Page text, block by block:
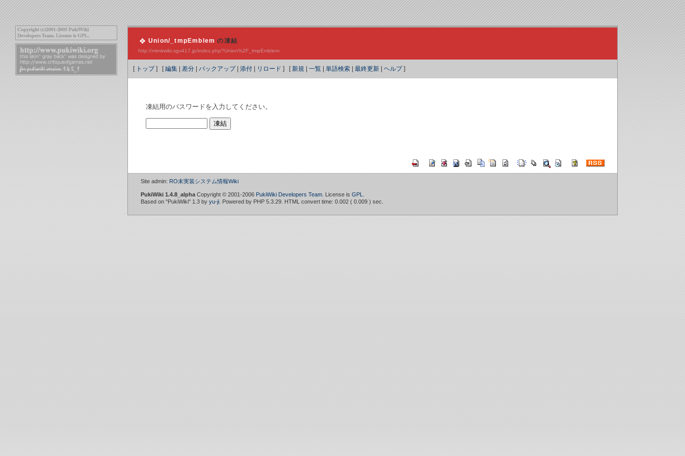
Union/_tmpEmblem の凍結
http://mimirwiki.sgv417.jp/index.php?Union%2F_tmpEmblem
[ トップ] [編集 差分 バックアップ| 添付 リロード ] [新規 一覧 単語検索 最終更新 ヘルプ]
凍結用のパスワードを入力してください。
Site admin: RO未実装システム情報Wiki
PukiWiki 1.4.8_alpha Copyright © 2001-2006 PukiWiki Developers Team . License is GPL
Based on "PukiWiki" 1.3 by yu-ji . Powered by PHP 5.3.29. HTML convert time: 0.002 ( 0.009 ) sec.